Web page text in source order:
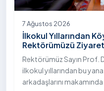
olanaklar hakkında bilgi
7 Ağustos 2026
İlkokul Yıllarından
Rektörümüzü
Rektörümüz Sayın Prof.
ilkokul yıllarından bu
arkadaşlarını